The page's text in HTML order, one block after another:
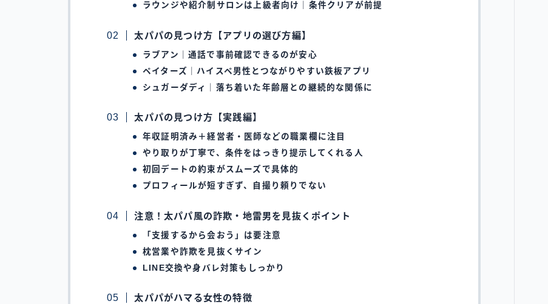
ラウンジや紹介制サロンは上級者向け｜条件クリアが前提
太パパの見つけ方【アプリの選び方編】
ラブアン｜通話で事前確認できるのが安心
ペイターズ｜ハイスペ男性とつながりやすい鉄板アプリ
シュガーダディ｜落ち着いた年齢層との継続的な関係に
太パパの見つけ方【実践編】
年収証明済み＋経営者・医師などの職業欄に注目
やり取りが丁寧で、条件をはっきり提示してくれる人
初回デートの約束がスムーズで具体的
プロフィールが短すぎず、自撮り頼りでない
注意！太パパ風の詐欺・地雷男を見抜くポイント
「支援するから会おう」は要注意
枕営業や詐欺を見抜くサイン
LINE交換や身バレ対策もしっかり
太パパがハマる女性の特徴